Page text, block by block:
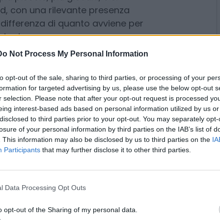
Not Process My Personal Information
opt-out of the sale, sharing to third parties, or processing of your
for targeted advertising by us, please use the below opt-out
selection. Please note that after your opt-out request is processed
interest-based ads based on personal information utilized by us
to third parties prior to your opt-out. You may separately
of your personal information by third parties on the IAB’s list of
This information may also be disclosed by us to third parties on the
Participants that may further disclose it to other third parties.
Data Processing Opt Outs
opt-out of the Sharing of my personal data.
per alcune
piccole, più giovani, e si
con una rilevante presenza
di quanto avviene per
donne operano
, che ospita il 72,6% delle
attività non femminili.
settore artigianale è inferiore,
al 22,6% delle imprese
sono quelli del
(31,1%), e dell’ospitalità,
: le microimprese